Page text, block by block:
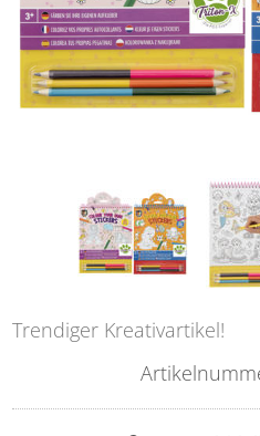
Trendiger Kreativartikel!